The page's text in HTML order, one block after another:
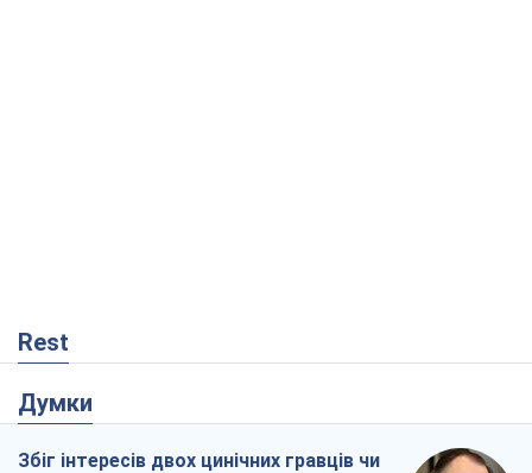
Rest
Думки
Збіг інтересів двох цинічних гравців чи